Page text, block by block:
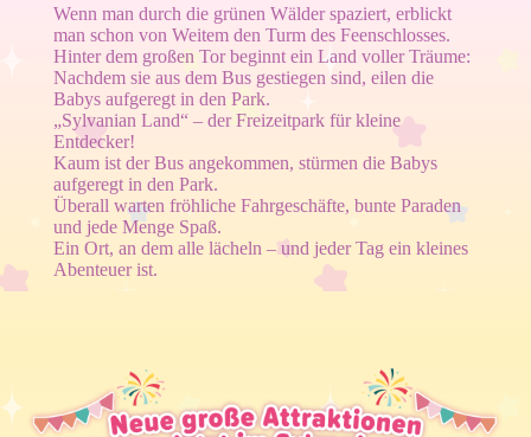
Wenn man durch die grünen Wälder spaziert, erblickt
man schon von Weitem den Turm des Feenschlosses.
Hinter dem großen Tor beginnt ein Land voller Träume:
Nachdem sie aus dem Bus gestiegen sind, eilen die
Babys aufgeregt in den Park.
„Sylvanian Land“ – der Freizeitpark für kleine
Entdecker!
Kaum ist der Bus angekommen, stürmen die Babys
aufgeregt in den Park.
Überall warten fröhliche Fahrgeschäfte, bunte Paraden
und jede Menge Spaß.
Ein Ort, an dem alle lächeln – und jeder Tag ein kleines
Abenteuer ist.